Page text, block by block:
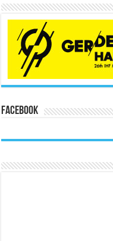
Facebook